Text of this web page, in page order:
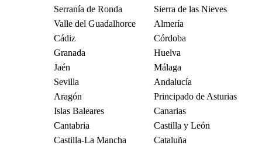
Serranía de Ronda
Sierra de las Nieves
Valle del Guadalhorce
Almería
Cádiz
Córdoba
Granada
Huelva
Jaén
Málaga
Sevilla
Andalucía
Aragón
Principado de Asturias
Islas Baleares
Canarias
Cantabria
Castilla y León
Castilla-La Mancha
Cataluña